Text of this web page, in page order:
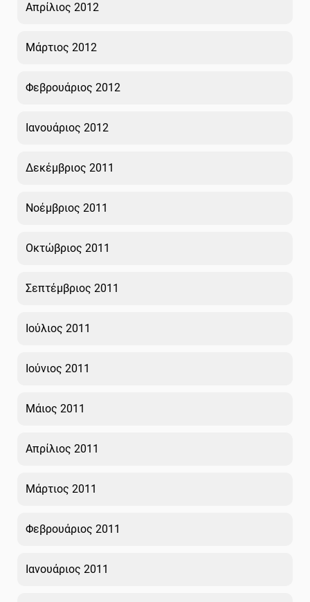
Απρίλιος 2012
Μάρτιος 2012
Φεβρουάριος 2012
Ιανουάριος 2012
Δεκέμβριος 2011
Νοέμβριος 2011
Οκτώβριος 2011
Σεπτέμβριος 2011
Ιούλιος 2011
Ιούνιος 2011
Μάιος 2011
Απρίλιος 2011
Μάρτιος 2011
Φεβρουάριος 2011
Ιανουάριος 2011